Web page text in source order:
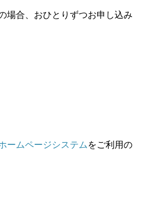
場合、おひとりずつお申し込み
ームページシステム をご利用の